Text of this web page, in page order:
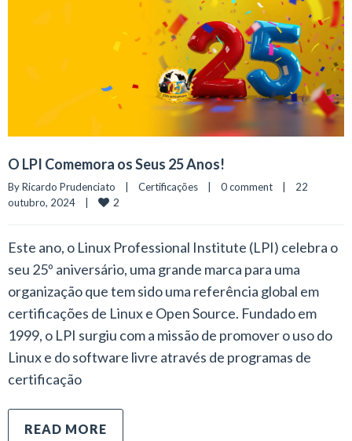
O LPI Comemora os Seus 25 Anos!
By Ricardo Prudenciato Certificações 0 comment
22
outubro, 2024
2
Este ano, o Linux Professional Institute (LPI) celebra o
seu 25º aniversário, uma grande marca para uma
organização que tem sido uma referência global em
certificações de Linux e Open Source. Fundado em
1999, o LPI surgiu com a missão de promover o uso do
Linux e do software livre através de programas de
certificação
READ MORE